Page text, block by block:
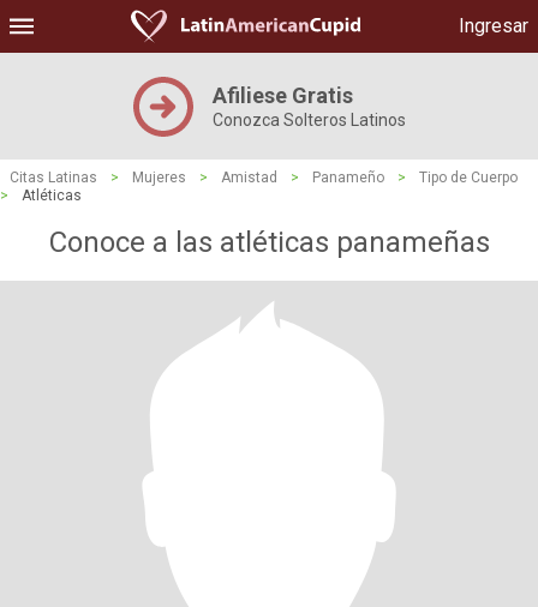
Ingresar
Afiliese Gratis
Conozca Solteros Latinos
Citas Latinas > Mujeres > Amistad > Panameño >
Tipo de Cuerpo
>
Atléticas
Conoce a las atléticas panameñas